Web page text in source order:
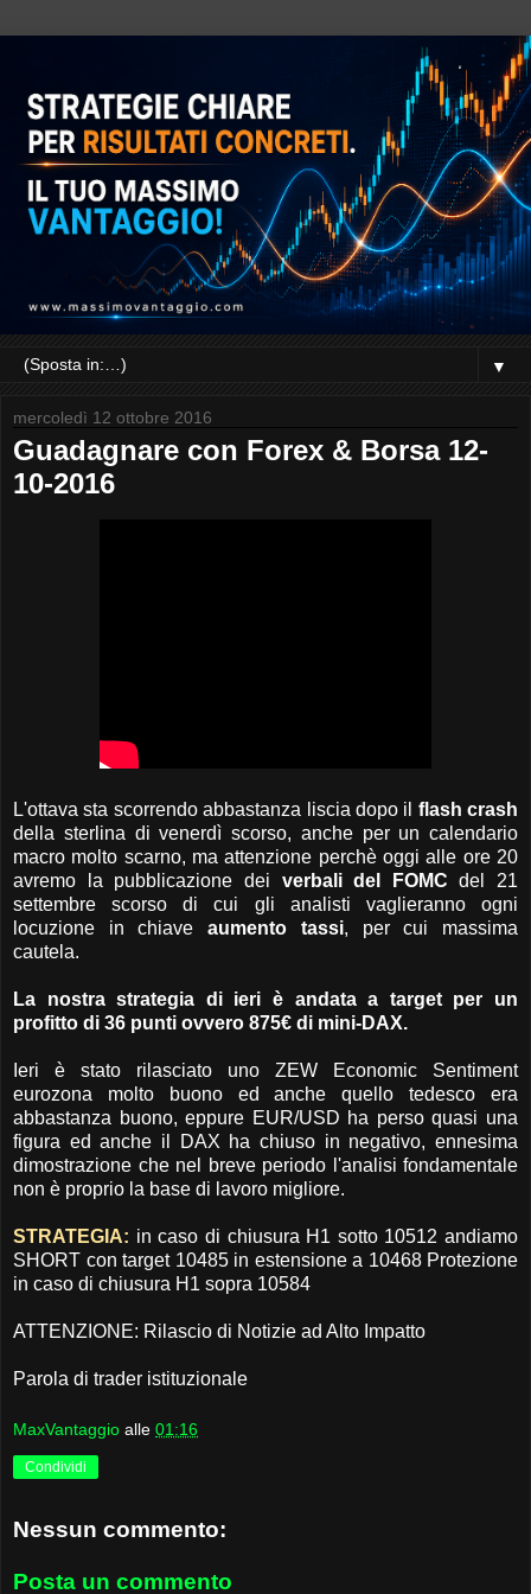
▼
mercoledì 12 ottobre 2016
Guadagnare con Forex & Borsa 12-
10-2016
L'ottava sta scorrendo abbastanza liscia dopo il flash crash
della sterlina di venerdì scorso, anche per un calendario
macro molto scarno, ma attenzione perchè oggi alle ore 20
avremo la pubblicazione dei verbali del FOMC del 21
settembre scorso di cui gli analisti vaglieranno ogni
locuzione in chiaveaumento tassi, per cui massima
cautela.
La nostra strategia di ieri è andata a target per un
profitto di 36 punti ovvero 875€ di mini-DAX.
Ieri è stato rilasciato uno ZEW Economic Sentiment
eurozona molto buono ed anche quello tedesco era
abbastanza buono, eppure EUR/USD ha perso quasi una
figura ed anche il DAX ha chiuso in negativo, ennesima
dimostrazione che nel breve periodo l'analisi fondamentale
non è proprio la base di lavoro migliore.
STRATEGIA: in caso di chiusura H1 sotto 10512 andiamo
SHORT con target 10485 in estensione a 10468 Protezione
in caso di chiusura H1 sopra 10584
ATTENZIONE: Rilascio di Notizie ad Alto Impatto
Parola di trader istituzionale
MaxVantaggio alle 01:16
Condividi
Nessun commento:
Posta un commento